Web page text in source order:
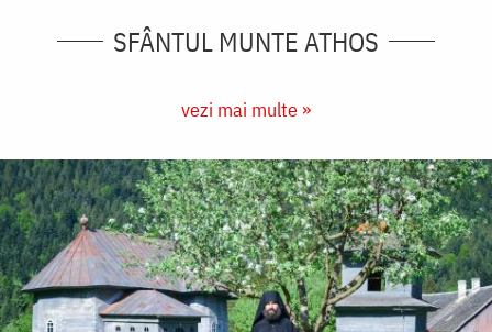
SFÂNTUL MUNTE ATHOS
vezi mai multe »